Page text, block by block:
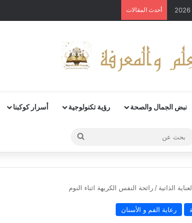
أحدث المقالات
نبض الجمال والصحة رؤية تكنولوجية أسرار كوكبنا
جانبي
المظلم
بحث
عن
الذاتية / رائحة النفس الكريهة اثناء النوم
رعاية الفم و الأسنان